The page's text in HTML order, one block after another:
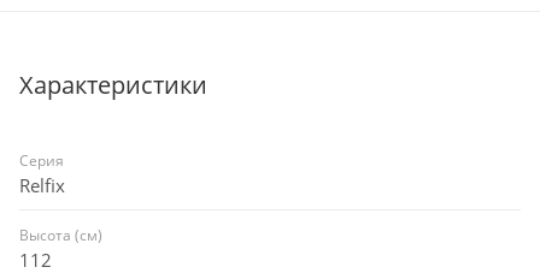
Характеристики
Серия
Relfix
Высота (см)
112